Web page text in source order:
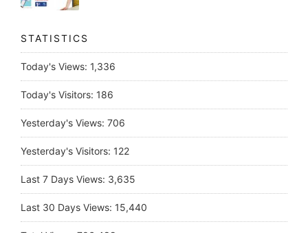
STATISTICS
Today's Views: 1,336
Today's Visitors: 186
Yesterday's Views: 706
Yesterday's Visitors: 122
Last 7 Days Views: 3,635
Last 30 Days Views: 15,440